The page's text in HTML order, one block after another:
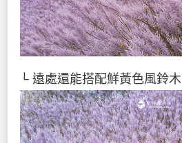
└ 遠處還能搭配鮮黃色風鈴木